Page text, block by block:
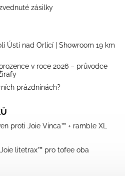
zásilky
Ústí nad Orlicí | Showroom 19 km
v roce 2026 – průvodce
prázdninách?
proti Joie Vinca™ + ramble XL
litetrax™ pro tofee oba